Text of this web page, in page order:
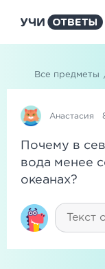
Все предметы
Анастасия
Почему в
вода менее
океанах?